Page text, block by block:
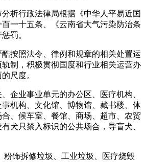
行政法律局根据《中华人平易近国
一十五条、《云南省大气污染防治条
罚。
照法令、律例和规章的相关处置运
制，积极贯彻国度和行业相关运营办
尺度。
业事业单元的办公区、医疗机构、
机构、文化馆、博物馆、藏书楼、体
、候车室、餐馆、商场、超市、农贸
犬只禁入标识的公共场合，导盲犬、
饰拆修垃圾、工业垃圾、医疗烧毁